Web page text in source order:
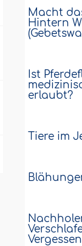
Macht
Hintern
Ist
erlaubt?
Tiere im
Vergessen